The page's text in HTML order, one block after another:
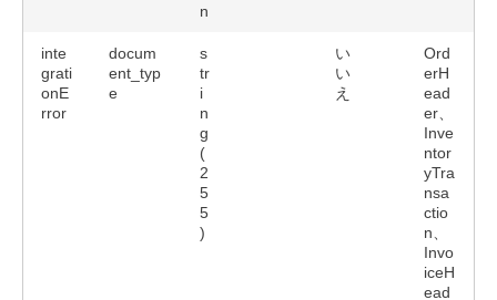
n
inte
grati
onE
rror
docum
ent_typ
e
s
tr
i
n
g
(
2
5
5
)
い
い
え
Ord
erH
ead
er、
Inve
ntor
yTra
nsa
ctio
n、
Invo
iceH
ead